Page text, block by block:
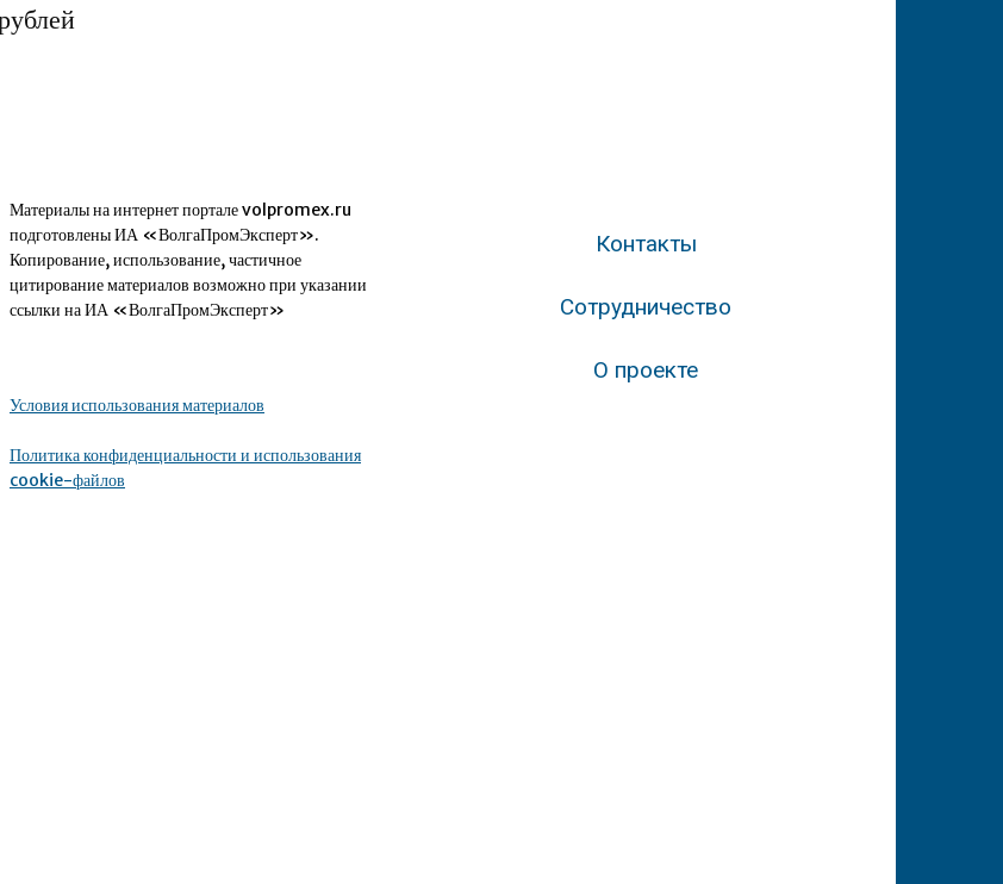
Материалы на интернет портале volpromex.ru
подготовлены ИА «ВолгаПромЭксперт».
Копирование, использование, частичное
цитирование материалов возможно при указании
ссылки на ИА «ВолгаПромЭксперт»
Условия использования материалов
Политика конфиденциальности и использования
cookie-файлов
Контакты
Сотрудничество
О проекте